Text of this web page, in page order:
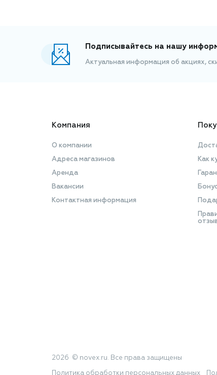
Подписывайтесь на нашу
Актуальная информация об акциях,
Компания
О компании
Адреса магазинов
Аренда
Вакансии
Контактная информация
Как
2026 © novex.ru. Все права защищены
Политика обработки персональных данных